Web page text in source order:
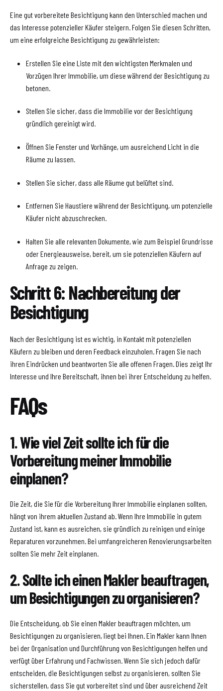
Eine gut vorbereitete Besichtigung kann den Unterschied machen und
das Interesse potenzieller Käufer steigern. Folgen Sie diesen Schritten,
um eine erfolgreiche Besichtigung zu gewährleisten:
Erstellen Sie eine Liste mit den wichtigsten Merkmalen und
Vorzügen Ihrer Immobilie, um diese während der Besichtigung zu
betonen.
Stellen Sie sicher, dass die Immobilie vor der Besichtigung
gründlich gereinigt wird.
Öffnen Sie Fenster und Vorhänge, um ausreichend Licht in die
Räume zu lassen.
Stellen Sie sicher, dass alle Räume gut belüftet sind.
Entfernen Sie Haustiere während der Besichtigung, um potenzielle
Käufer nicht abzuschrecken.
Halten Sie alle relevanten Dokumente, wie zum Beispiel Grundrisse
oder Energieausweise, bereit, um sie potenziellen Käufern auf
Anfrage zu zeigen.
Schritt 6: Nachbereitung der
Besichtigung
Nach der Besichtigung ist es wichtig, in Kontakt mit potenziellen
Käufern zu bleiben und deren Feedback einzuholen. Fragen Sie nach
ihren Eindrücken und beantworten Sie alle offenen Fragen. Dies zeigt Ihr
Interesse und Ihre Bereitschaft, ihnen bei ihrer Entscheidung zu helfen.
FAQs
1. Wie viel Zeit sollte ich für die
Vorbereitung meiner Immobilie
einplanen?
Die Zeit, die Sie für die Vorbereitung Ihrer Immobilie einplanen sollten,
hängt von ihrem aktuellen Zustand ab. Wenn Ihre Immobilie in gutem
Zustand ist, kann es ausreichen, sie gründlich zu reinigen und einige
Reparaturen vorzunehmen. Bei umfangreicheren Renovierungsarbeiten
sollten Sie mehr Zeit einplanen.
2. Sollte ich einen Makler beauftragen,
um Besichtigungen zu organisieren?
Die Entscheidung, ob Sie einen Makler beauftragen möchten, um
Besichtigungen zu organisieren, liegt bei Ihnen. Ein Makler kann Ihnen
bei der Organisation und Durchführung von Besichtigungen helfen und
verfügt über Erfahrung und Fachwissen. Wenn Sie sich jedoch dafür
entscheiden, die Besichtigungen selbst zu organisieren, sollten Sie
sicherstellen, dass Sie gut vorbereitet sind und über ausreichend Zeit